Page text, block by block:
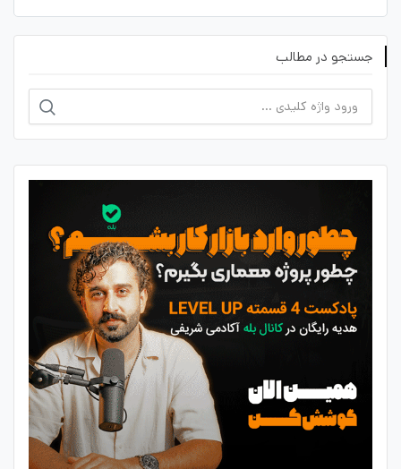
جستجو در مطالب